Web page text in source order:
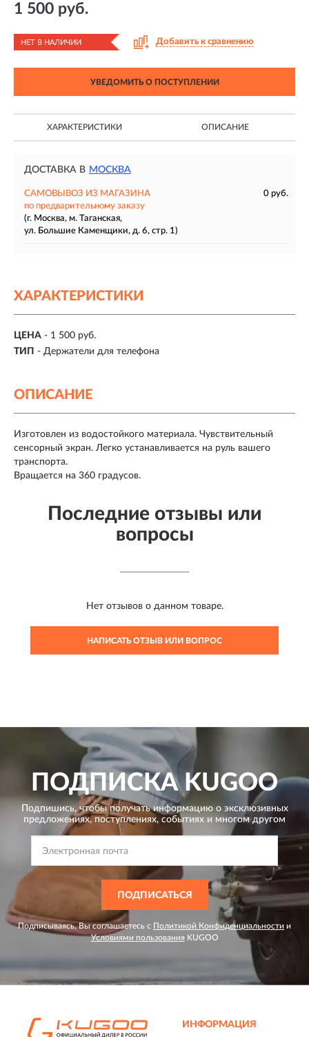
1 500 руб.
НЕТ В НАЛИЧИИ Добавить к сравнению
УВЕДОМИТЬ О ПОСТУПЛЕНИИ
ХАРАКТЕРИСТИКИ ОПИСАНИЕ
ДОСТАВКА В МОСКВА
САМОВЫВОЗ ИЗ МАГАЗИНА
0 руб.
по предварительному заказу
(г. Москва, м. Таганская,
ул. Большие Каменщики, д. 6, стр. 1)
ХАРАКТЕРИСТИКИ
ЦЕНА - 1 500 руб.
ТИП - Держатели для телефона
ОПИСАНИЕ
Изготовлен из водостойкого материала. Чувствительный
сенсорный экран. Легко устанавливается на руль вашего
транспорта.
Вращается на 360 градусов.
Последние отзывы или
вопросы
Нет отзывов о данном товаре.
НАПИСАТЬ ОТЗЫВ ИЛИ ВОПРОС
ПОДПИСКАKUGOO
Подпишись, чтобы получать информацию о эксклюзивных
предложениях, поступлениях, событиях и многом другом
ПОДПИСАТЬСЯ
Подписываясь, Вы соглашаетесь с Политикой Конфиденциальности и
Условиями пользования KUGOO
ИНФОРМАЦИЯ